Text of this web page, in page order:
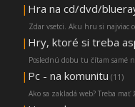
| Hra na cd/dvd/
Zdar vsetci. Aku hru si najviac
| Hry, ktoré si treba
Poslednú dobu tu čítam samé
| Pc - na komunitu (11)
Ako sa zakladá web? Treba mať